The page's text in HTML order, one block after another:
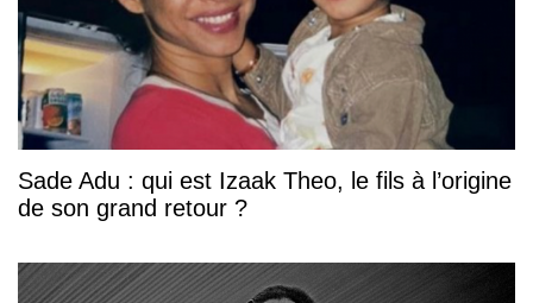
Sade Adu : qui est Izaak Theo, le fils à l’origine
de son grand retour ?